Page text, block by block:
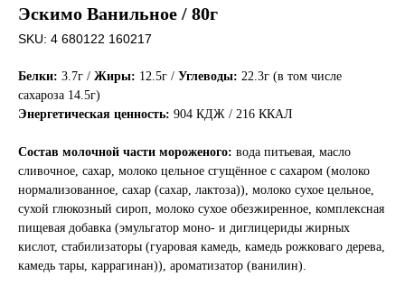
Эскимо Ванильное / 80г
SKU: 4 680122 160217
Белки: 3.7г / Жиры: 12.5г / Углеводы: 22.3г (в том числе
сахароза 14.5г)
Энергетическая ценность: 904 КДЖ / 216 ККАЛ
Состав молочной части мороженого: вода питьевая, масло
сливочное, сахар, молоко цельное сгущённое с сахаром (молоко
нормализованное, сахар (сахар, лактоза)), молоко сухое цельное,
сухой глюкозный сироп, молоко сухое обезжиренное, комплексная
пищевая добавка (эмульгатор моно- и диглицериды жирных
кислот, стабилизаторы (гуаровая камедь, камедь рожковаго дерева,
камедь тары, каррагинан)), ароматизатор (ванилин).